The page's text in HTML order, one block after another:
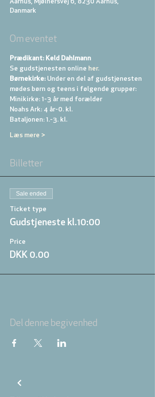
Aarhus, Mjølnersvej 6, 8230 Aarhus,
Danmark
Om eventet
Prædikant: Keld Dahlmann
Se gudstjenesten online her.
Børnekirke: Under en del af gudstjenesten
mødes børn og teens i følgende grupper:
Minikirke: 1-3 år med forælder
Noahs Ark: 4 år-0. kl.
Bataljonen: 1.-3. kl.
Læs mere >
Billetter
Sale ended
Ticket type
Gudstjeneste kl.10:00
Price
DKK 0.00
Del denne begivenhed